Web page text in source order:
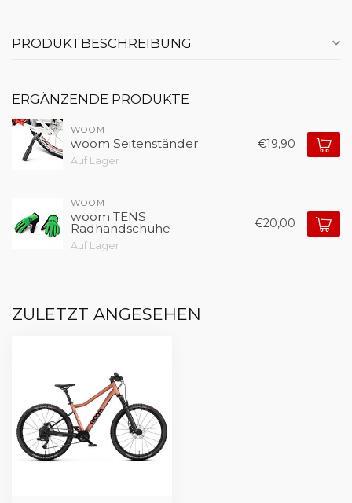
PRODUKTBESCHREIBUNG
ERGÄNZENDE PRODUKTE
WOOM
woom Seitenständer
Auf Lager
€19,90
WOOM
woom TENS
Radhandschuhe
Auf Lager
€20,00
ZULETZT ANGESEHEN